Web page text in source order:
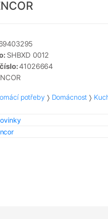
SHBXD 0012
41026664
potřeby Domácnost